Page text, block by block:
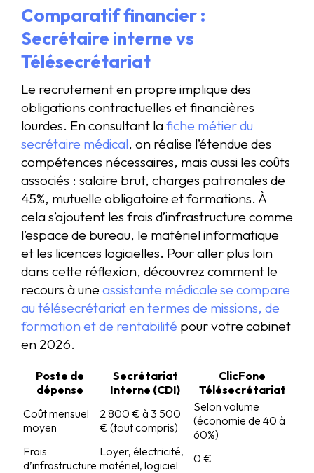
Comparatif financier :
Secrétaire interne vs
Télésecrétariat
Le recrutement en propre implique des
obligations contractuelles et financières
lourdes. En consultant lafiche métier du
secrétaire médical, on réalise l’étendue des
compétences nécessaires, mais aussi les coûts
associés : salaire brut, charges patronales de
45%, mutuelle obligatoire et formations. À
cela s’ajoutent les frais d’infrastructure comme
l’espace de bureau, le matériel informatique
et les licences logicielles. Pour aller plus loin
dans cette réflexion, découvrez comment le
recours à une assistante médicale se compare
au télésecrétariat en termes de missions, de
formation et de rentabilité pour votre cabinet
en 2026.
Poste de
dépense
Secrétariat
Interne (CDI)
ClicFone
Télésecrétariat
Coût mensuel
moyen
2 800 € à 3 500
€ (tout compris)
Selon volume
(économie de 40 à
60%)
Frais
d’infrastructure
Loyer, électricité,
matériel, logiciel
0 €